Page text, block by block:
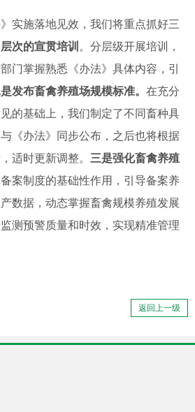
实施落地见效，我们将重点抓好三
次的宣贯培训 。分层级开展培训，
门掌握熟悉 《办法》 具体内容，引
发布畜禽养殖场规模标准。 在充分
的基础上 ，我们制定了不同畜种具
与《办法》同步公布 ，之后也将根据
适时更新调整。 三是强化畜禽养殖
案制度的基础性作用，引导备案养
数据，动态掌握畜禽规模养殖发展
测预警质量和时效 ，实现精准管理
返回上一级